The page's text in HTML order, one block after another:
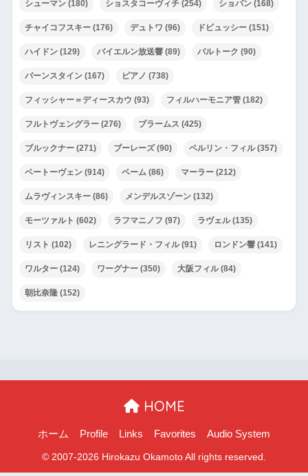
シューマン(180) ショスタコーヴィチ(254) ショパン(168)
チャイコフスキー(176) デュトワ (96) ドビュッシー(151)
ハイドン(129) バイエルン放送響(89) バルトーク (90)
バーンスタイン(167) ピアノ (738)
フィッシャー＝ディースカウ (93) フィルハーモニア管(182)
フルトヴェングラー(276) ブラームス (425)
ブルックナー(271) ブーレーズ(90) ベルリン・フィル(357)
ベートーヴェン(914) ベーム (86) マーラー(212)
ムラヴィンスキー(86) メンデルスゾーン(132)
モーツァルト (602) ラフマニノフ (97) ラヴェル(135)
リスト (102) レニングラード・フィル(91) ロンドン響(141)
ワルター(124) ワーグナー(350) 大阪フィル(84)
朝比奈隆(152)
HOME
ホーム Profile Links Favorites Audio System